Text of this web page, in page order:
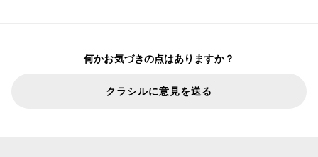
何かお気づきの点はありますか？
クラシルに意見を送る